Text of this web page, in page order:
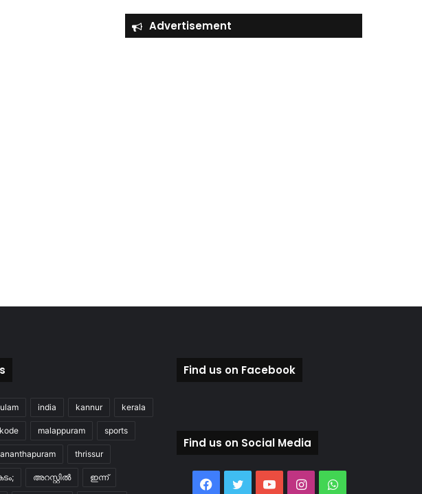
Advertisement
india kannur kerala
malappuram sports
thrissur
അറസ്റ്റിൽ ഇന്ന്
Find us on Facebook
Find us on Social Media
Facebook
TwitterYouTubeInstagramWhatsApp